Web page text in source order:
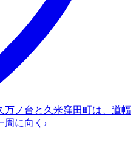
万ノ台と久米窪田町は、道幅
周に向く ›